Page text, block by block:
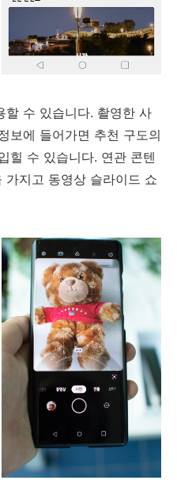
할 수 있습니다. 촬영한 사
보에 들어가면 추천 구도의
힐 수 있습니다. 연관 콘텐
가지고 동영상 슬라이드 쇼